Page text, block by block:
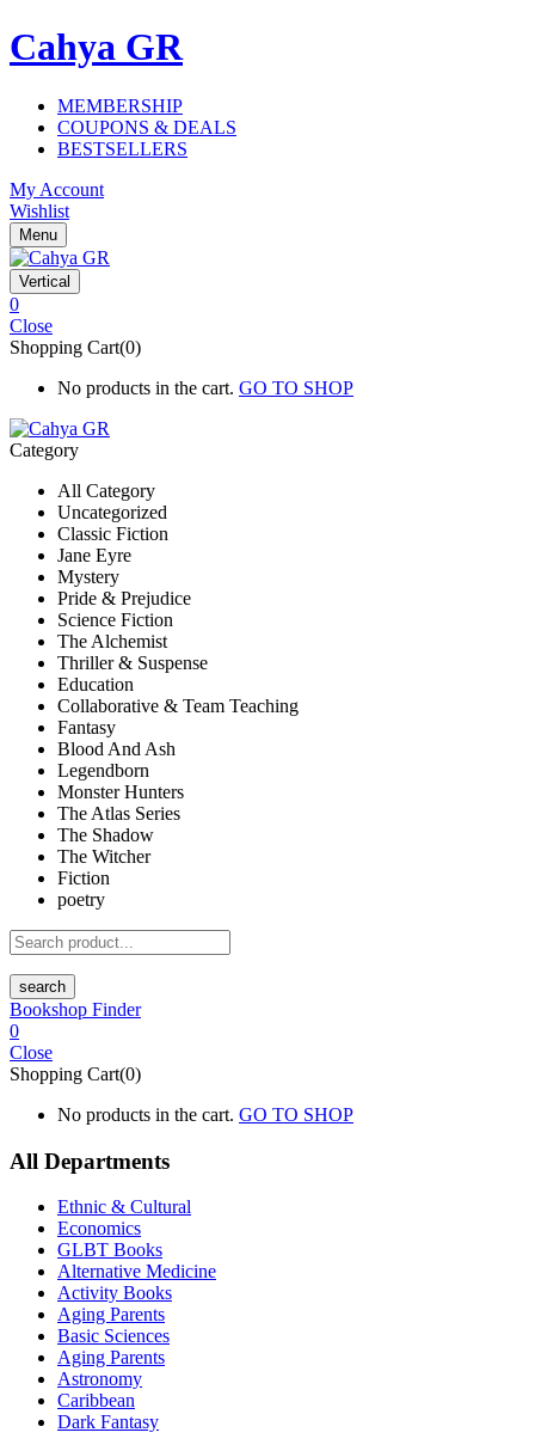
Cahya GR
MEMBERSHIP
COUPONS & DEALS
BESTSELLERS
My Account
Wishlist
Menu
Vertical
0
Close
Shopping Cart(0)
No products in the cart. GO TO SHOP
Category
All Category
Uncategorized
Classic Fiction
Jane Eyre
Mystery
Pride & Prejudice
Science Fiction
The Alchemist
Thriller & Suspense
Education
Collaborative & Team Teaching
Fantasy
Blood And Ash
Legendborn
Monster Hunters
The Atlas Series
The Shadow
The Witcher
Fiction
poetry
search
Bookshop Finder
0
Close
Shopping Cart(0)
No products in the cart. GO TO SHOP
All Departments
Ethnic & Cultural
Economics
GLBT Books
Alternative Medicine
Activity Books
Aging Parents
Basic Sciences
Aging Parents
Astronomy
Caribbean
Dark Fantasy